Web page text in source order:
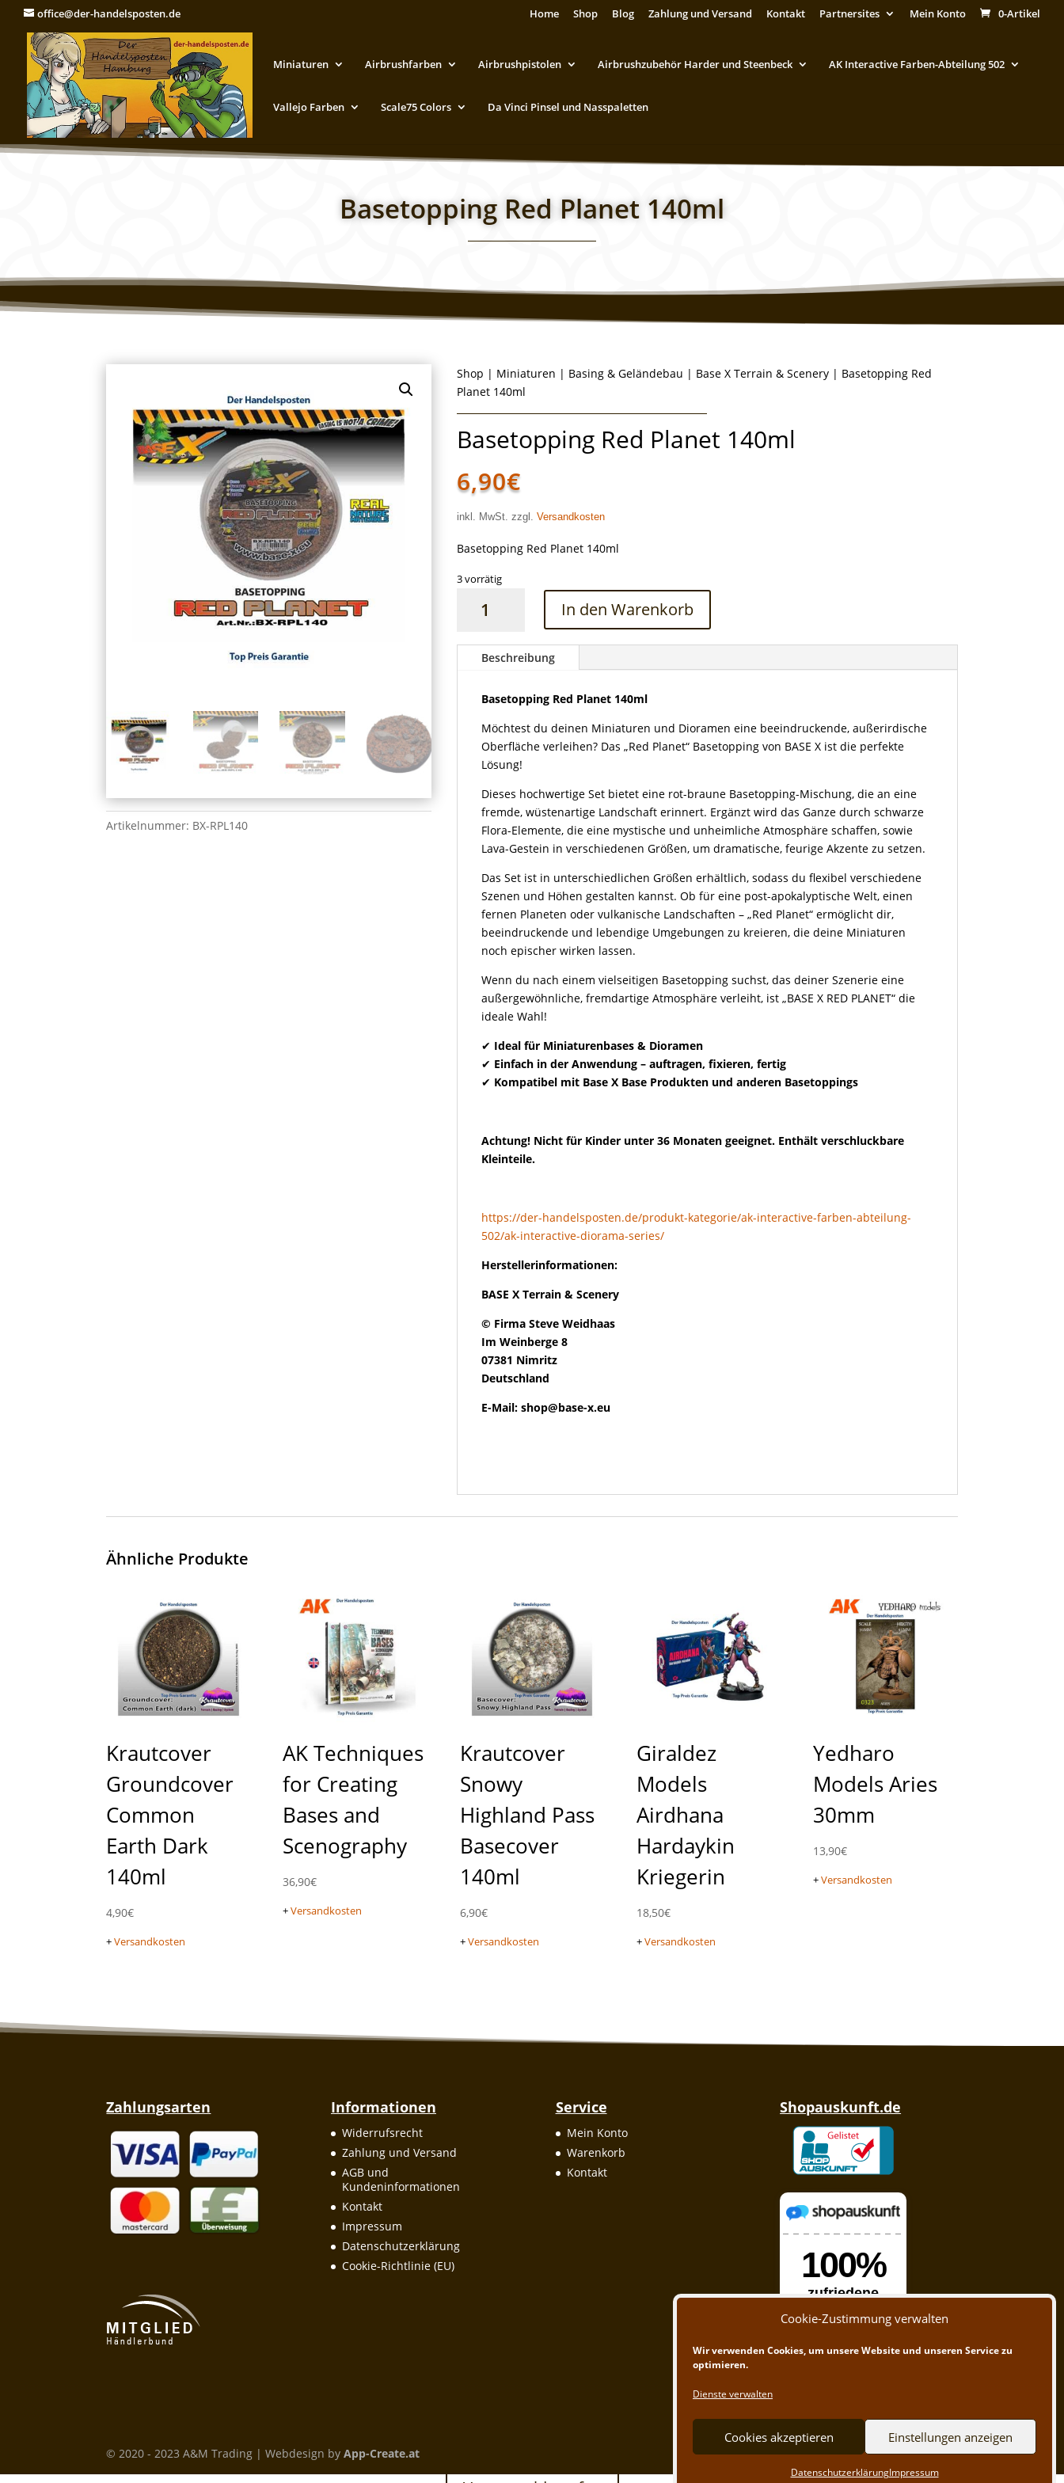
Cookie-Zustimmung verwalten
Wir verwenden Cookies, um unsere Website und unseren Service zu
optimieren.
Dienste verwalten
Cookies akzeptieren Einstellungen anzeigen
DatenschutzerklärungImpressum
office@der-handelsposten.de Home Shop Blog Zahlung und Versand Kontakt Partnersites Mein Konto 0-Artikel
Miniaturen Airbrushfarben Airbrushpistolen Airbrushzubehör Harder und Steenbeck AK Interactive Farben-Abteilung 502
Vallejo Farben Scale75 Colors Da Vinci Pinsel und Nasspaletten
Basetopping Red Planet 140ml
Artikelnummer: BX-RPL140
Shop | Miniaturen | Basing & Geländebau | Base X Terrain & Scenery | Basetopping Red
Planet 140ml
Basetopping Red Planet 140ml
6,90€
inkl. MwSt. zzgl.Versandkosten
Basetopping Red Planet 140ml
3 vorrätig
140ml
In den Warenkorb
Beschreibung
Basetopping Red Planet 140ml
Möchtest du deinen Miniaturen und Dioramen eine beeindruckende, außerirdische
Oberfläche verleihen? Das „Red Planet“ Basetopping von BASE X ist die perfekte
Lösung!
Dieses hochwertige Set bietet eine rot-braune Basetopping-Mischung, die an eine
fremde, wüstenartige Landschaft erinnert. Ergänzt wird das Ganze durch schwarze
Flora-Elemente, die eine mystische und unheimliche Atmosphäre schaffen, sowie
Lava-Gestein in verschiedenen Größen, um dramatische, feurige Akzente zu setzen.
Das Set ist in unterschiedlichen Größen erhältlich, sodass du flexibel verschiedene
Szenen und Höhen gestalten kannst. Ob für eine post-apokalyptische Welt, einen
fernen Planeten oder vulkanische Landschaften – „Red Planet“ ermöglicht dir,
beeindruckende und lebendige Umgebungen zu kreieren, die deine Miniaturen
noch epischer wirken lassen.
Wenn du nach einem vielseitigen Basetopping suchst, das deiner Szenerie eine
außergewöhnliche, fremdartige Atmosphäre verleiht, ist „BASE X RED PLANET“ die
ideale Wahl!
✔ Ideal für Miniaturenbases & Dioramen
✔ Einfach in der Anwendung – auftragen, fixieren, fertig
✔ Kompatibel mit Base X Base Produkten und anderen Basetoppings
Achtung! Nicht für Kinder unter 36 Monaten geeignet. Enthält verschluckbare
Kleinteile.
https://der-handelsposten.de/produkt-kategorie/ak-interactive-farben-abteilung-
502/ak-interactive-diorama-series/
Herstellerinformationen:
BASE X Terrain & Scenery
© Firma Steve Weidhaas
Im Weinberge 8
07381 Nimritz
Deutschland
E-Mail: shop@base-x.eu
Ähnliche Produkte
Krautcover
Groundcover
Common
Earth Dark
140ml
4,90€
+Versandkosten
AK Techniques
for Creating
Bases and
Scenography
36,90€
+Versandkosten
Krautcover
Snowy
Highland Pass
Basecover
140ml
6,90€
+Versandkosten
Giraldez
Models
Airdhana
Hardaykin
Kriegerin
18,50€
+Versandkosten
Yedharo
Models Aries
30mm
13,90€
+Versandkosten
Zahlungsarten Informationen
Widerrufsrecht
Zahlung und Versand
AGB und
Kundeninformationen
Kontakt
Impressum
Datenschutzerklärung
Cookie-Richtlinie (EU)
Service
Mein Konto
Warenkorb
Kontakt
Shopauskunft.de
© 2020 - 2023 A&M Trading | Webdesign byApp-Create.at